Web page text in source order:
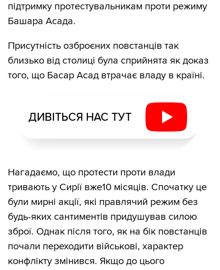
підтримку протестувальникам проти режиму
Башара Асада.
Присутність озброєних повстанців так
близько від столиці була сприйнята як доказ
того, що Басар Асад втрачає владу в країні.
ДИВІТЬСЯ НАС ТУТ
Нагадаємо, що протести проти влади
тривають у Сирії вже10 місяців. Спочатку це
були мирні акції, які правлячий режим без
будь-яких сантиментів придушував силою
зброї. Однак після того, як на бік повстанців
почали переходити військові, характер
конфлікту змінився. Якщо до цього